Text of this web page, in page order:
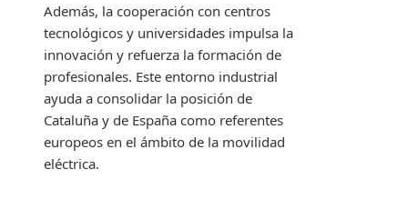
Además, la cooperación con centros
tecnológicos y universidades impulsa la
innovación y refuerza la formación de
profesionales. Este entorno industrial
ayuda a consolidar la posición de
Cataluña y de España como referentes
europeos en el ámbito de la movilidad
eléctrica.